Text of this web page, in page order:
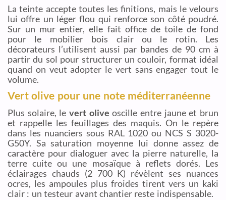
La teinte accepte toutes les finitions, mais le velours
lui offre un léger flou qui renforce son côté poudré.
Sur un mur entier, elle fait office de toile de fond
pour le mobilier bois clair ou le rotin. Les
décorateurs l’utilisent aussi par bandes de 90 cm à
partir du sol pour structurer un couloir, format idéal
quand on veut adopter le vert sans engager tout le
volume.
Vert olive pour une note méditerranéenne
Plus solaire, le vert olive oscille entre jaune et brun
et rappelle les feuillages des maquis. On le repère
dans les nuanciers sous RAL 1020 ou NCS S 3020-
G50Y. Sa saturation moyenne lui donne assez de
caractère pour dialoguer avec la pierre naturelle, la
terre cuite ou une mosaïque à reflets dorés. Les
éclairages chauds (2 700 K) révèlent ses nuances
ocres, les ampoules plus froides tirent vers un kaki
clair : un testeur avant chantier reste indispensable.